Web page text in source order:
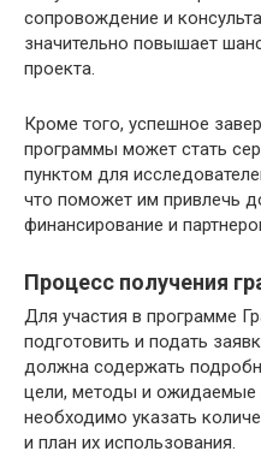
сопровождение и
значительно повышает
проекта.
Кроме того, успешное
программы может стать
пунктом для
что поможет им привлечь
финансирование и
Процесс получения
Для участия в программе
подготовить и подать
должна содержать
цели, методы и ожидаемые
необходимо указать
и план их использования.